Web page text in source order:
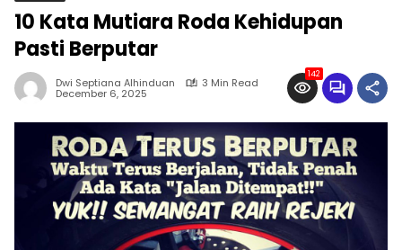
10 Kata Mutiara Roda Kehidupan
Pasti Berputar
Dwi Septiana Alhinduan 3 Min Read
December 6, 2025
142